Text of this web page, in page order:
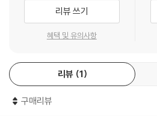
다. 참고문헌은 작가의 모국어인 영어로 쓰
포르투갈어, 스페인어, 프랑스어, 네덜란
책이 적지 않다는 점에서, 균형 잡힌 시각
③ 작가의 빛나는 통찰력 : 대상의 핵심을 포
력과 복잡한 현상을 명쾌하게 분석하고 간
모를 유감없이 발휘한다.
리뷰 쓰기
혜택 및 유의사항
리뷰 1
구매리뷰